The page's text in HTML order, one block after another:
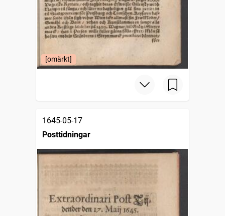
[omärkt]
1645-05-17
Posttidningar